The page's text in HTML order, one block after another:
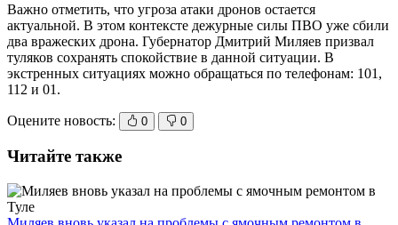
Важно отметить, что угроза атаки дронов остается
актуальной. В этом контексте дежурные силы ПВО уже сбили
два вражеских дрона. Губернатор Дмитрий Миляев призвал
туляков сохранять спокойствие в данной ситуации. В
экстренных ситуациях можно обращаться по телефонам: 101,
112 и 01.
Оцените новость: 0 0
Читайте также